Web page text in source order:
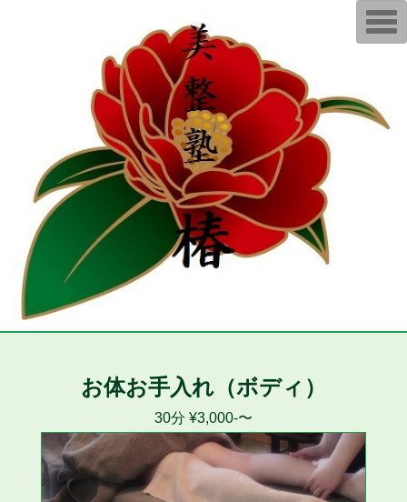
お体お手入れ（ボディ）
30分 ¥3,000-〜
T
o
g
a
v